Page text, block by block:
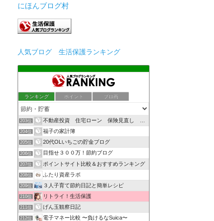
にほんブログ村
人気ブログ 生活保護ランキング
ランキング ポイント ブロ画
203位 不動産投資 住宅ローン 保険見直し 節約研究会！！
204位 福子の家計簿
205位 20代OLいちごの貯金ブログ
206位 目指せ３００万！節約ブログ
207位 ポイントサイト比較＆おすすめランキング
208位 ふたり資産ラボ
209位 ３人子育て節約日記と簡単レシピ
210位 リトライ！生活保護
211位 げん玉観察日記
212位 電子マネー比較 〜負けるなSuica〜